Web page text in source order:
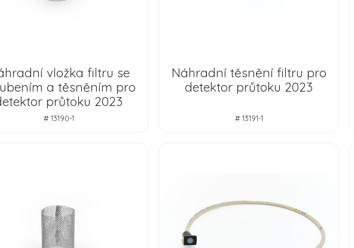
vložka filtru se
a těsněním pro
průtoku 2023
# 13190-1
Náhradní těsnění filtru pro
detektor průtoku 2023
# 13191-1